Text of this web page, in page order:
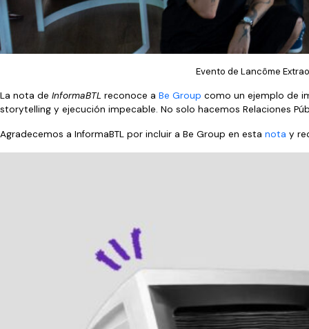
Evento de Lancôme
La nota de InformaBTL reconoce a Be Group como un ejemplo de
storytelling y ejecución impecable. No solo hacemos Relaciones
Agradecemos a InformaBTL por incluir a Be Group en esta nota y